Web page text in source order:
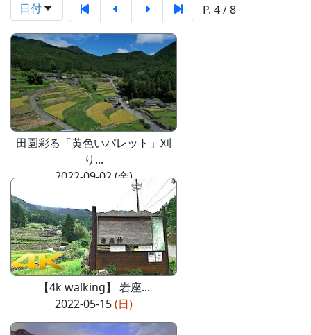
日付 P. 4 / 8
田園彩る「黄色いパレット」刈
り...
2022-09-02 (金)
【4k walking】 岩座...
2022-05-15(日)